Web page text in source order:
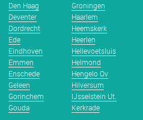
Den Haag
Deventer
Dordrecht
Ede
Eindhoven
Emmen
Enschede
Geleen
Gorinchem
Gouda
Groningen
Haarlem
Heemskerk
Heerlen
Hellevoetsluis
Helmond
Hengelo Ov
Hilversum
IJsselstein Ut.
Kerkrade